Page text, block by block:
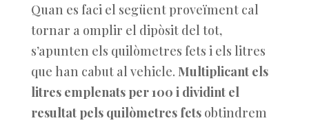
Quan es faci el següent proveïment cal
tornar a omplir el dipòsit del tot,
s’apunten els quilòmetres fets i els litres
que han cabut al vehicle. Multiplicant els
litres emplenats per 100 i dividint el
resultat pels quilòmetres fetsobtindrem